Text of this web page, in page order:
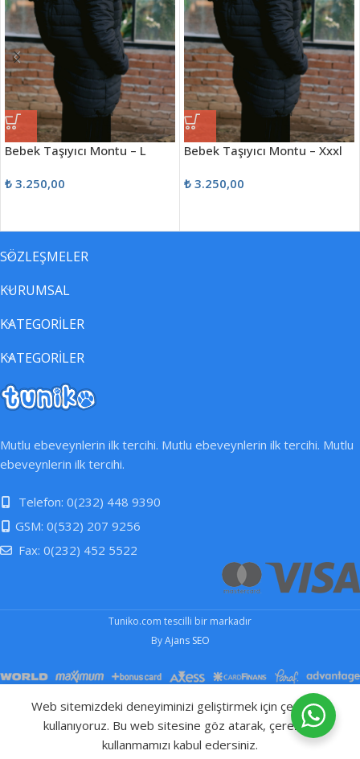
Bebek Taşıyıcı Montu – L
₺ 3.250,00
Bebek Taşıyıcı Montu – Xxxl
₺ 3.250,00
SÖZLEŞMELER
KURUMSAL
KATEGORİLER
KATEGORİLER
Mutlu ebeveynlerin ilk tercihi. Mutlu ebeveynlerin ilk tercihi. Mutlu
ebeveynlerin ilk tercihi.
Telefon: 0(232) 448 9390
GSM: 0(532) 207 9256
Fax: 0(232) 452 5522
Tuniko.com tescilli bir markadır
ByAjans SEO
Web sitemizdeki deneyiminizi geliştirmek için çerezleri
kullanıyoruz. Bu web sitesine göz atarak, çerezleri
kullanmamızı kabul edersiniz.
Bebek Taşıyıcı Montu – ₺3.250,00
Stokta
yok